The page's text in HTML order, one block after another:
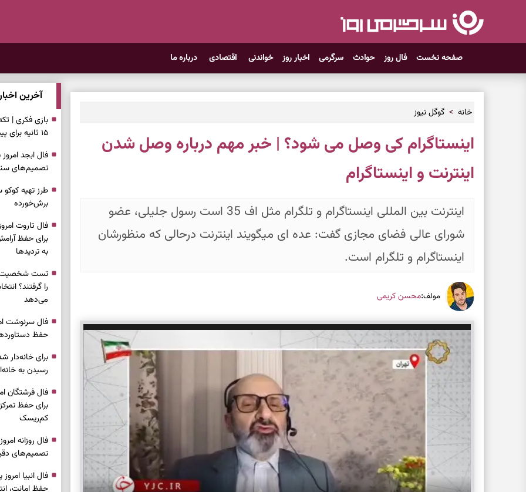
صفحه نخست فال روز حوادث سرگرمی اخبار روز خواندنی اقتصادی درباره ما
خانه گوگل نیوز
اینستاگرام کی وصل می شود؟ | خبر مهم درباره وصل شدن
اینترنت و اینستاگرام
اینترنت بین المللی اینستاگرام و تلگرام مثل اف 35 است رسول جلیلی، عضو
شورای عالی فضای مجازی گفت: عده ای میگویند اینترنت درحالی که منظورشان
اینستاگرام و تلگرام است.
مولف:محسن کریمی
آخرین
بازی فکری |
۱۵ ثانیه برای پیداکردنش وقت دارید
تصمیم‌های
طرز تهیه
برش‌خورده
برای حفظ
به تردیدها
تست شخصیت
را گرفتند؟
می‌دهد
حفظ
برای خانه‌دار
رسیدن به
برای حفظ
کم‌ریسک
تصمیم‌های
حفظ امانت،